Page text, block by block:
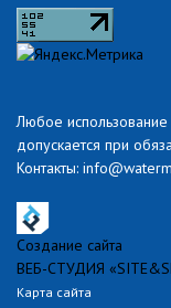
Любое
допускается при
Контакты:
Создание сайта
ВЕБ-СТУДИЯ
Карта сайта